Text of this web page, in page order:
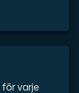
varje